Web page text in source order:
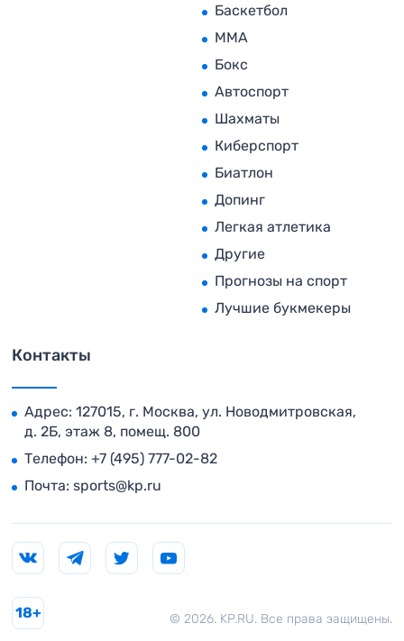
Баскетбол
MMA
Бокс
Автоспорт
Шахматы
Киберспорт
Биатлон
Допинг
Легкая атлетика
Другие
Прогнозы на спорт
Лучшие букмекеры
Контакты
Адрес: 127015, г. Москва, ул. Новодмитровская,
д. 2Б, этаж 8, помещ. 800
Телефон: +7 (495) 777-02-82
Почта: sports@kp.ru
© 2026. KP.RU. Все права защищены.
18+